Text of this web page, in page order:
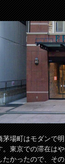
茅場町はモダンで
。東京での滞在は
たかったので、そ